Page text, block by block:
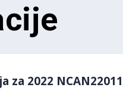
za 2022